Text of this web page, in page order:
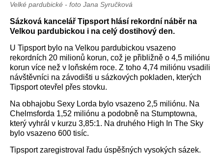
Velké pardubické - foto Jana Syručková
Sázková kancelář Tipsport hlásí rekordní náběr na
Velkou pardubickou i na celý dostihový den.
U Tipsport bylo na Velkou pardubickou vsazeno
rekordních 20 milionů korun, což je přibližně o 4,5 miliónu
korun více než v loňském roce. Z toho 4,74 miliónu vsadili
návštěvníci na závodišti u sázkových pokladen, kterých
Tipsport otevřel přes stovku.
Na obhajobu Sexy Lorda bylo vsazeno 2,5 miliónu. Na
Chelmsforda 1,52 miliónu a podobně na Stumptowna,
který vyhrál v kurzu 3,85:1. Na druhého High In The Sky
bylo vsazeno 600 tisíc.
Tipsport zaregistroval řadu úspěšných vysokých sázek.